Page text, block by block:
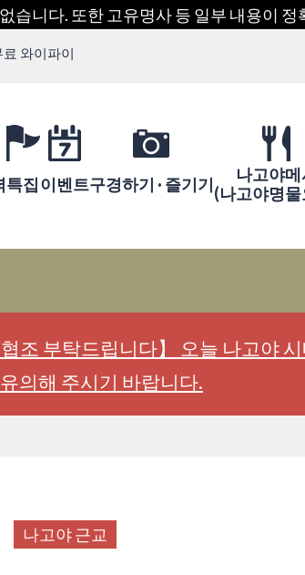
습니다. 또한 고유명사 등 일부 내용이
료 와이파이
특집이벤트구경하기 · 즐기기
나고야메
(나고야명
조 부탁드립니다】 오늘 나고야
의해 주시기 바랍니다.
나고야 근교